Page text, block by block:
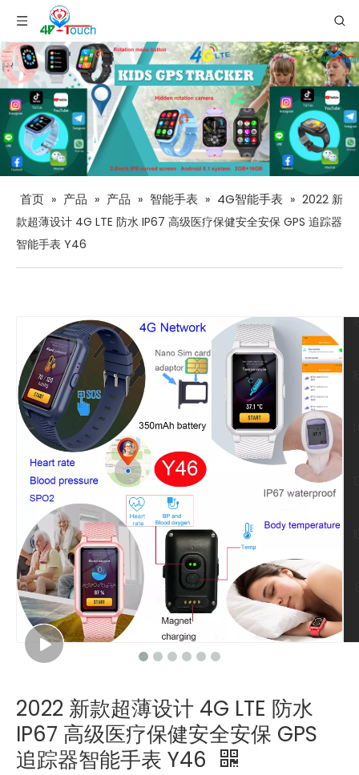
首页 » 产品 » 产品 » 智能手表 » 4G智能手表 » 2022 新
款超薄设计 4G LTE 防水 IP67 高级医疗保健安全安保 GPS 追踪器
智能手表 Y46
2022 新款超薄设计 4G LTE 防水
IP67 高级医疗保健安全安保 GPS
追踪器智能手表 Y46